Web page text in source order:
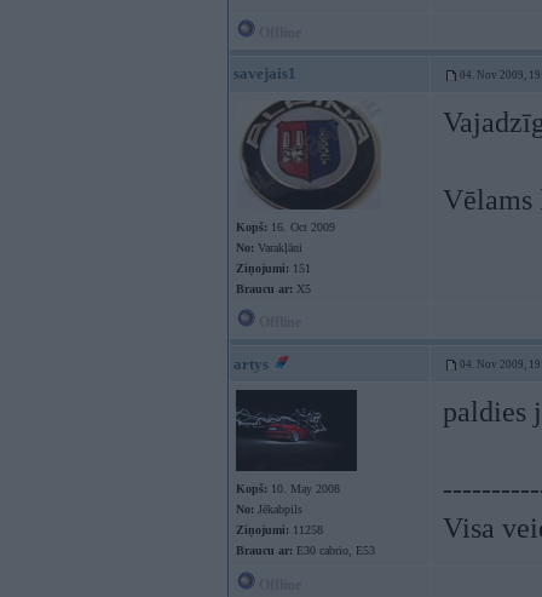
savejais1 04. Nov 2009,
Kopš: 16. Oct 2009
No: Varakļāni
Ziņojumi: 151
Braucu ar: X5
Vēlams
artys 04. Nov 2009,
Kopš: 10. May 2008
No: Jēkabpils
Ziņojumi: 11258
Braucu ar: E30 cabrio, E53
paldies
Visa